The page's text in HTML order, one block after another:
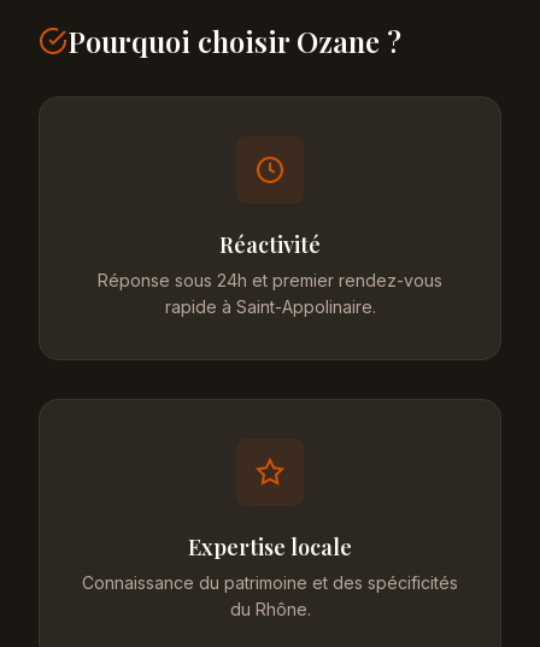
Pourquoi choisir Ozane ?
Réactivité
Réponse sous 24h et premier rendez-vous
rapide à Saint-Appolinaire.
Expertise locale
Connaissance du patrimoine et des spécificités
du Rhône.